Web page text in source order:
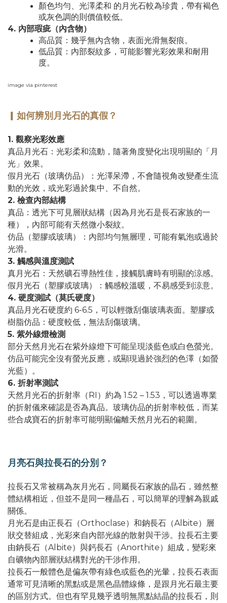
顏色均勻、光澤柔和 的月光石較為珍貴，帶有褐色
或灰色調的則價值較低。
4. 內部瑕疵（內含物）
高品質：幾乎無內含物，表面光滑無裂痕。
低品質：內部裂紋多，可能影響光彩效果和耐用
度。
image via pinterest
▎ 如何辨別 月光石的真假？
1. 觀察光彩效應
真品月光石：光彩柔和流動，隨著角度變化出現明顯的「月
光」效果。
假月光石（玻璃仿品）：光澤呆滯，不會隨視角改變產生流
動的光效，或光彩過於集中、不自然。
2. 檢查內部結構
真品：透光下可見層狀結構（因為月光石是長石家族的一
種），內部可能有天然微小裂紋。
仿品（塑膠或玻璃）：內部均勻無層理，可能有氣泡或過於
光滑。
3. 觸感與溫度測試
真月光石：天然礦石導熱性佳，接觸肌膚時有明顯的涼感。
假月光石（塑膠或玻璃）：觸感較溫暖，不易感受到涼意。
4. 硬度測試（莫氏硬度）
真品月光石硬度約 6-6.5，可以輕微刮傷玻璃表面。塑膠或
樹脂仿品：硬度較低，無法刮傷玻璃。
5. 紫外線燈檢測
部分天然月光石在紫外線燈下可能呈現淡藍色或白色螢光。
仿品可能完全沒有螢光反應，或顯現過於強烈的色澤（如螢
光藍）。
6. 折射率測試
天然月光石的折射率（RI）約為 1.52 – 1.53，可以透過專業
的折射儀來確認是否為真品。玻璃仿品的折射率較低，而某
些合成寶石的折射率可能明顯偏離天然月光石的範圍。
月亮石與拉長石的分別？
拉長石又常被稱為灰月光石，同屬長石家族的晶石，雖然整
體結構相近，但並不是同一種晶石，可以簡單的理解為親戚
關係。
月光石是由正長石（Orthoclase）和鈉長石（Albite）層
狀交替組成，光彩來自內部光線的散射與干涉。拉長石主要
由鈉長石（Albite）與鈣長石（Anorthite）組成，變彩來
自礦物內部層狀結構對光的干涉作用。
拉長石一般體色是偏灰帶有綠色或藍色的光暈，拉長石表面
通常可見清晰的黑點或是黑色晶體線條，是跟月光石最主要
的區別方式。但也有罕見幾乎透明無黑點結晶的拉長石，則